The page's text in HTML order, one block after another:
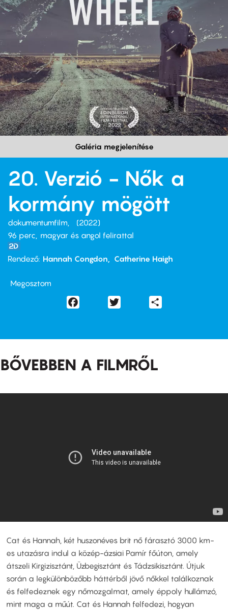
Galéria megjelenítése
20. Verzió - Nők a
kormány mögött
dokumentumfilm
2022
96 perc,
magyar és angol felirattal
Rendező Hannah Congdon Catherine Haigh
Megosztom
Facebook
BŐVEBBEN A FILMRŐL
Cat és Hannah, két huszonéves brit nő fárasztó 3000 km-
es utazásra indul a közép-ázsiai Pamír főúton, amely
átszeli Kirgizisztánt, Üzbegisztánt és Tádzsikisztánt. Útjuk
során a legkülönbözőbb háttérből jövő nőkkel találkoznak
és felfedeznek egy nőmozgalmat, amely éppoly hullámzó,
mint maga a műút. Cat és Hannah felfedezi, hogyan